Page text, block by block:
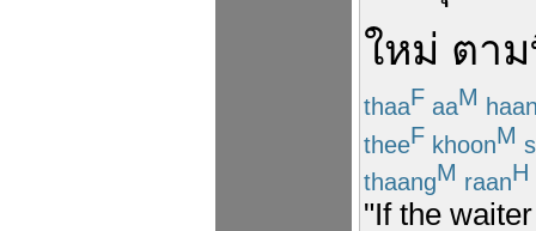
ใหม่ ตา
thaaF aaM
theeF khoonM
thaangM raanH
"If the